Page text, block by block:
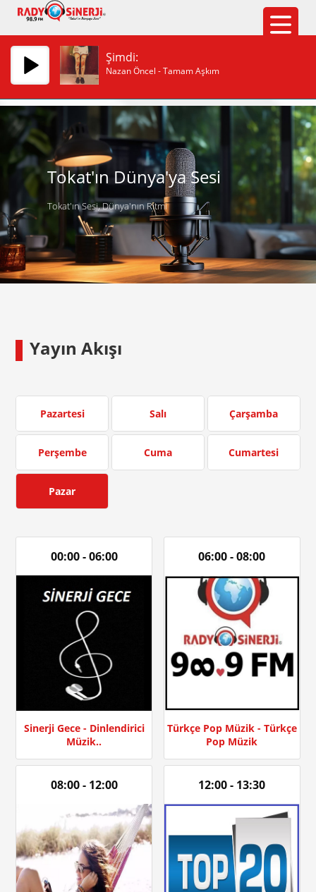
Şimdi:
Nazan Öncel - Tamam Aşkım
Tokat'ın Dünya'ya Sesi
Tokat'ın Sesi, Dünya'nın Ritmi
Yayın Akışı
Pazartesi Salı Çarşamba
Perşembe Cuma Cumartesi
Pazar
00:00 - 06:00
Sinerji Gece - Dinlendirici
Müzik..
06:00 - 08:00
Türkçe Pop Müzik - Türkçe
Pop Müzik
08:00 - 12:00 12:00 - 13:30